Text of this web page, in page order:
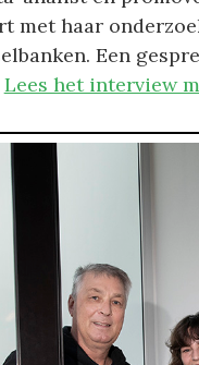
met haar
Een
Lees het interview